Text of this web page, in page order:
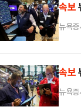
속보
뉴욕
속보
뉴욕